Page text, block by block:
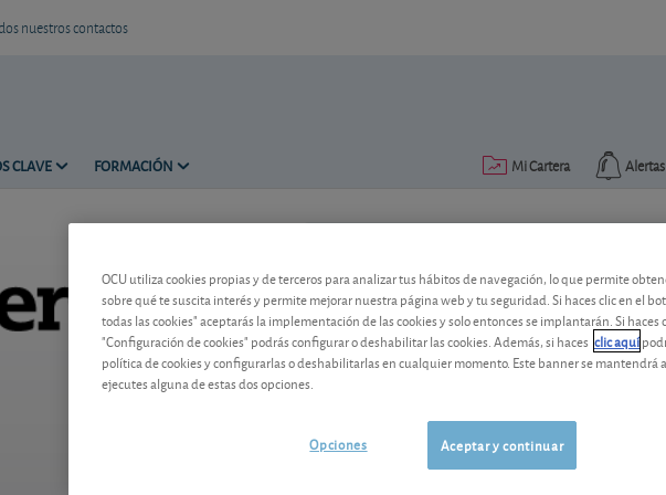
nuestros contactos
CLAVE FORMACIÓN Alertas
Mi Cartera
Ferrovial inaugura un
norteamericana
El grupo español de infraestructuras
Ferrovial 57,36 EUR
OCU utiliza cookies propias y de terceros para analizar tus hábitos de navegación, lo que permite
sobre qué te suscita interés y permite mejorar nuestra página web y tu seguridad. Si haces clic en el
todas las cookies" aceptarás la implementación de las cookies y solo entonces se implantarán. Si haces
"Configuración de cookies" podrás configurar o deshabilitar las cookies. Además, si haces clic aquí
política de cookies y configurarlas o deshabilitarlas en cualquier momento. Este banner se mantendrá
ejecutes alguna de estas dos opciones.
Aceptar y continuar
Opciones